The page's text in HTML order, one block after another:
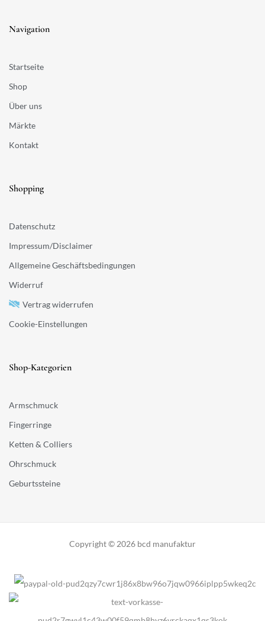
Navigation
Startseite
Shop
Über uns
Märkte
Kontakt
Shopping
Datenschutz
Impressum/Disclaimer
Allgemeine Geschäftsbedingungen
Widerruf
Vertrag widerrufen
Cookie-Einstellungen
Shop-Kategorien
Armschmuck
Fingerringe
Ketten & Colliers
Ohrschmuck
Geburtssteine
Copyright © 2026 bcd manufaktur